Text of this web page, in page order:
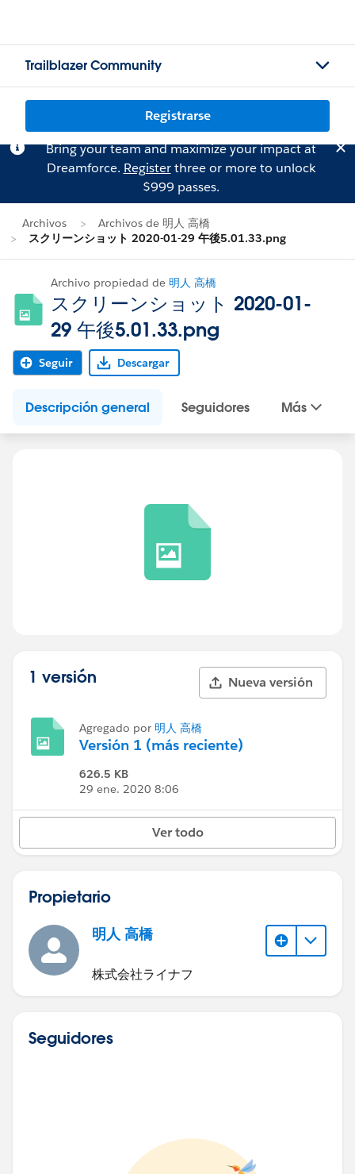
Trailblazer Community
Registrarse
Bring your team and maximize your impact at
Dreamforce. Registerthree or more to unlock
$999 passes.
Archivos
Archivos de 明人 高橋
スクリーンショット 2020-01-29 午後5.01.33.png
Archivo propiedad de 明人 高橋
スクリーンショット 2020-01-
29 午後5.01.33.png
Seguir Descargar
Descripción general Seguidores Más
1 versión Nueva versión
Agregado por 明人 高橋
Versión 1 (más reciente)
626.5 KB
29 ene. 2020 8:06
Ver todo
Propietario
明人 高橋
株式会社ライナフ
Seguidores